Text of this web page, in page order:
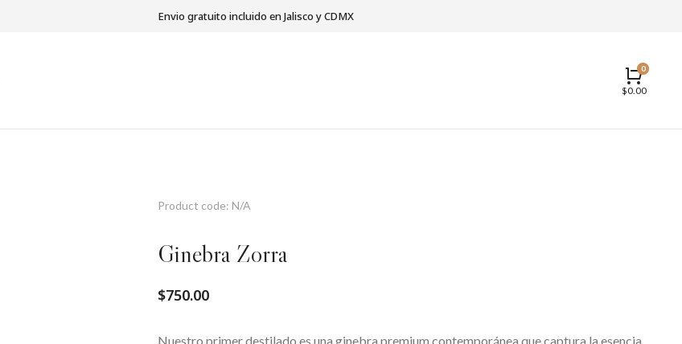
Envio gratuito incluido en Jalisco y CDMX
$0.00
Product code: N/A
Ginebra Zorra
$750.00
Nuestro primer destilado es una ginebra premium contemporánea que captura la esencia